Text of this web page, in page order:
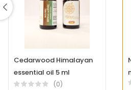
Cedarwood Himalayan
essential oil 5 ml
(0)